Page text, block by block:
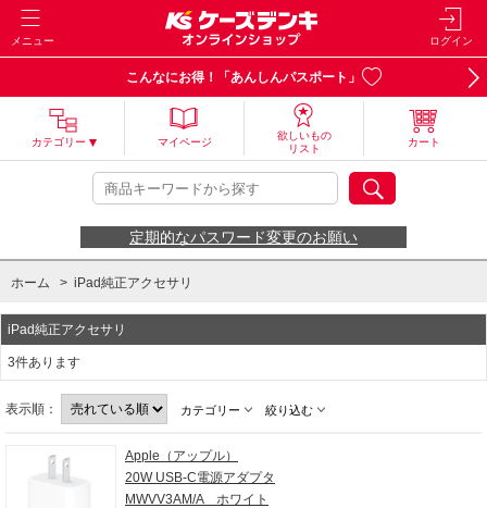
メニュー ログイン
こんなにお得！「あんしんパスポート」
カテゴリー マイページ
欲しいもの
リスト
カート
定期的なパスワード変更のお願い
ホーム > iPad純正アクセサリ
iPad純正アクセサリ
3件あります
表示順： カテゴリー 絞り込む
Apple（アップル）
20W USB-C電源アダプタ
MWVV3AM/A ホワイト